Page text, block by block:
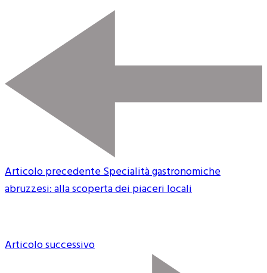
Articolo precedenteSpecialità gastronomiche
abruzzesi: alla scoperta dei piaceri locali
Articolo successivo